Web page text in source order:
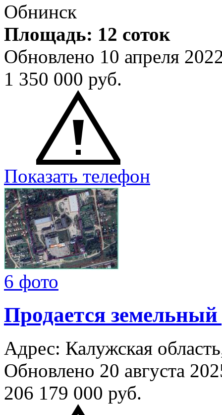
Обнинск
Площадь: 12 соток
Обновлено 10 апреля
1 350 000 руб.
Показать телефон
6 фото
Продается земельный
Адрес: Калужская
Обновлено 20 августа
206 179 000 руб.